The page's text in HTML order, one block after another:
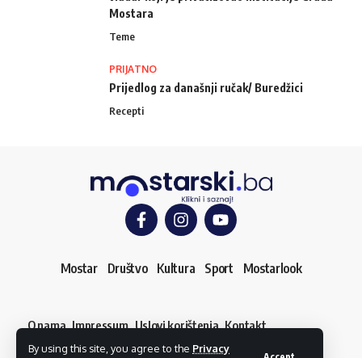
By using this site, you agree to the Privacy
Mostara
Teme
PRIJATNO
Prijedlog za današnji ručak/ Buredžici
Recepti
Mostar Društvo Kultura Sport Mostarlook
O nama Impressum Uslovi korištenja Kontakt
Dojavi vijest